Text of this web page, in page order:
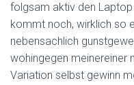
folgsam aktiv den
kommt noch, wirklich so
nebensachlich
wohingegen meinereiner
Variation selbst gewinn